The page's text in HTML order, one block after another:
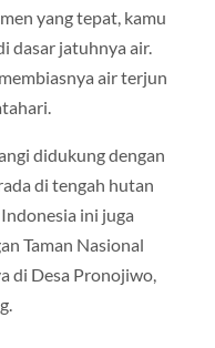
yang tepat, kamu
dasar jatuhnya air.
air terjun
didukung dengan
di tengah hutan
ini juga
Taman Nasional
di Desa Pronojiwo,